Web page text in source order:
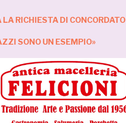
RICHIESTA DI CONCORDATO
SONO UN ESEMPIO»